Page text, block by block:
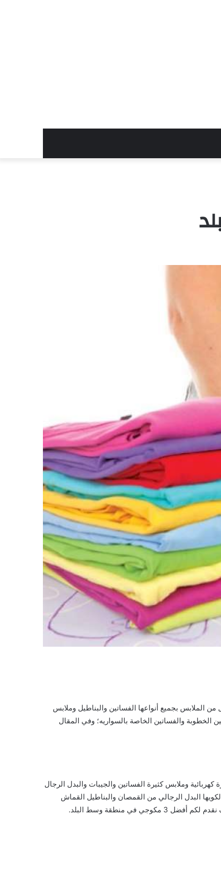
الملابس بجميع أنواعها الفساتين والبناطيل وملابس
الخطوبة والفساتين الخاصة بالسواريه؛ وفي المقال
وملابس كثيرة الفساتين والجيبات والبدل الرجال
البدل الرجالي من القمصان والبناطيل القماش
منطقة وسط البلد.